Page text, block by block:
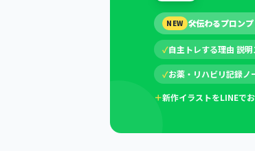
NEW 🛠伝わるプロン
✓自主トレする理由 説
✓お薬・リハビリ記録ノ
＋新作イラストをLINEで